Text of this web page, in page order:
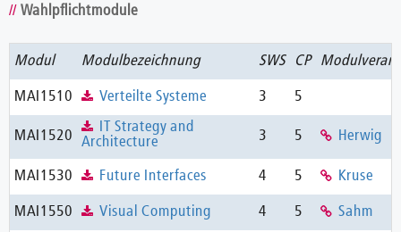
Wahlpflichtmodule
Modul Modulbezeichnung SWS CP
MAI1510 Verteilte Systeme 3 5
MAI1520
IT Strategy and
Architecture
3 5 Herwig
MAI1530 Future Interfaces 4 5 Kruse
MAI1550 Visual Computing 4 5 Sahm